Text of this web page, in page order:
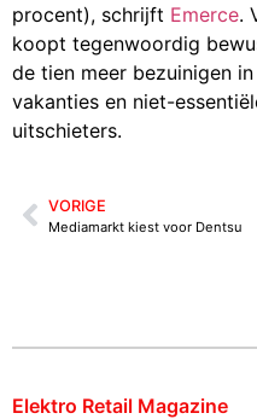
procent), schrijft Emerce.
koopt tegenwoordig
de tien meer bezuinigen
vakanties en niet-
uitschieters.
VORIGE
Mediamarkt kiest voor Dentsu
Elektro Retail Magazine